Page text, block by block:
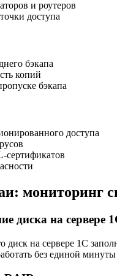
и роутеров
доступа
бэкапа
копий
бэкапа
доступа
сертификатов
мониторинг
диска на сервере
диск на сервере 1С
без единой минуты